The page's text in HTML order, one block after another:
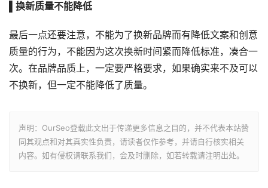
▌换新质量不能降低
最后一点还要注意，不能为了换新品牌而有降低文案和创意
质量的行为，不能因为这次换新时间紧而降低标准，凑合一
次。在品牌品质上，一定要严格要求，如果确实来不及可以
不换新，但一定不能降低了质量。
声明：OurSeo登载此文出于传递更多信息之目的，并不代表本站赞
同其观点和对其真实性负责，请读者仅作参考，并请自行核实相关
内容。如有侵权请联系我们，会及时删除，如若转载请注明出处。